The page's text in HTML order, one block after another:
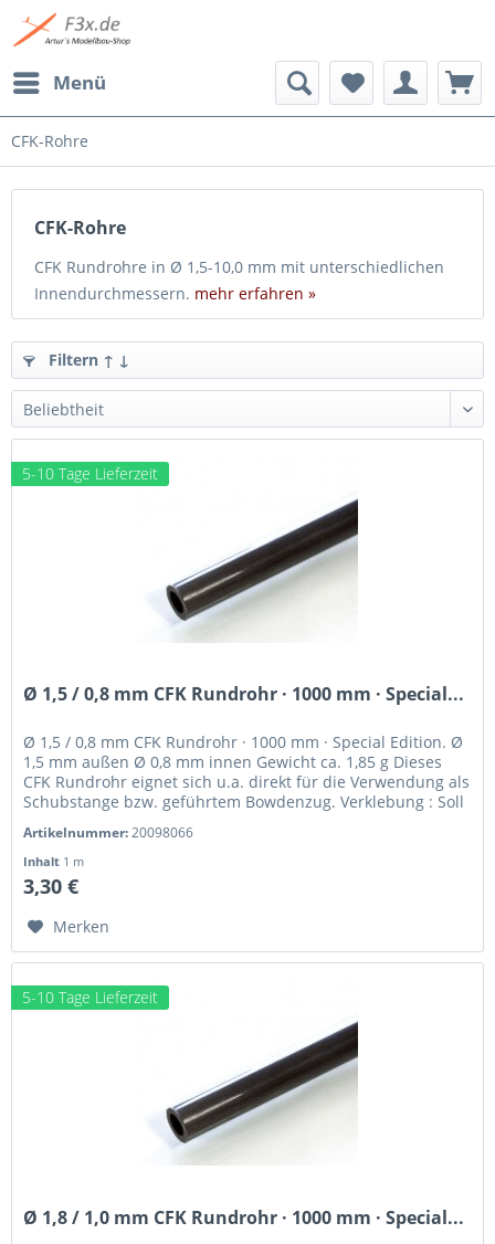
Menü
CFK-Rohre
CFK-Rohre
CFK Rundrohre in Ø 1,5-10,0 mm mit unterschiedlichen
Innendurchmessern. mehr erfahren »
Filtern ↑ ↓
5-10 Tage Lieferzeit
Ø 1,5 / 0,8 mm CFK Rundrohr · 1000 mm · Special...
Ø 1,5 / 0,8 mm CFK Rundrohr · 1000 mm · Special Edition. Ø
1,5 mm außen Ø 0,8 mm innen Gewicht ca. 1,85 g Dieses
CFK Rundrohr eignet sich u.a. direkt für die Verwendung als
Schubstange bzw. geführtem Bowdenzug. Verklebung : Soll
Artikelnummer:20098066
Inhalt 1 m
3,30 €
Merken
5-10 Tage Lieferzeit
Ø 1,8 / 1,0 mm CFK Rundrohr · 1000 mm · Special...